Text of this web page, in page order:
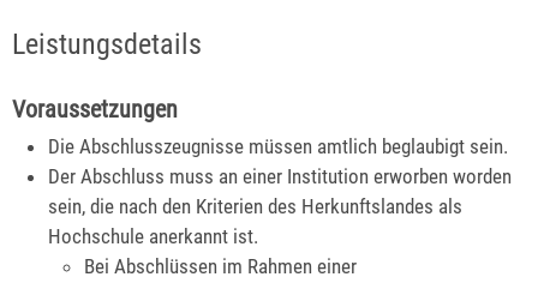
Leistungsdetails
Voraussetzungen
Die Abschlusszeugnisse müssen amtlich beglaubigt sein.
Der Abschluss muss an einer Institution erworben worden
sein, die nach den Kriterien des Herkunftslandes als
Hochschule anerkannt ist.
Bei Abschlüssen im Rahmen einer